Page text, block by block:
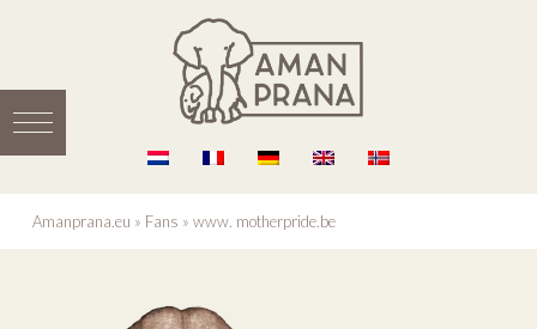
Amanprana.eu » Fans » www. motherpride.be